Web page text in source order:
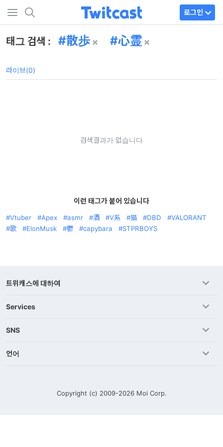
로그인
태그 검색 : 散歩 心霊
라이브(0)
검색결과가 없습니다
이런 태그가 붙어 있습니다
Vtuber Apex asmr 酒 V系 猫 DBD
VALORANT
歌
ElonMusk 鬱 capybara STPRBOYS
트위캐스에 대하여
Services
SNS
언어
Copyright (c) 2009-2026 Moi Corp.